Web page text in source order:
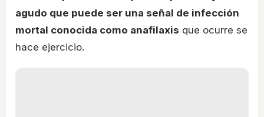
agudo que puede ser una señal de infección
mortal conocida como anafilaxis que ocurre se
hace ejercicio.